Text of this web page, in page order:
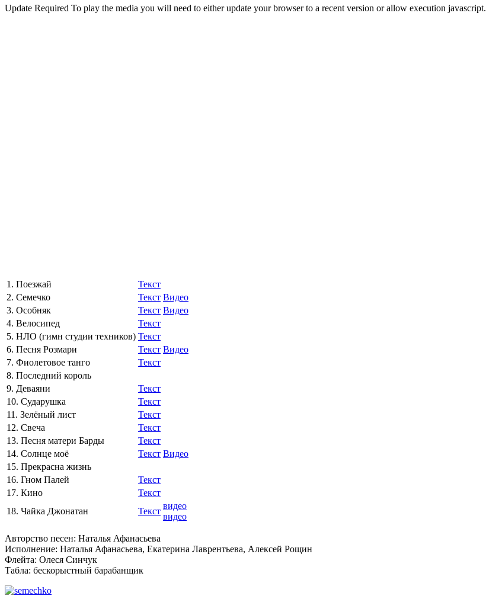
Update Required To play the media you will need to either update your browser to a recent version or allow execution javascript.
1. Поезжай
Текст
2. Семечко
Текст Видео
3. Особняк
Текст Видео
4. Велосипед
Текст
5. НЛО (гимн студии техников) Текст
6. Песня Розмари
Текст Видео
7. Фиолетовое танго
Текст
8. Последний король
9. Деваяни
Текст
10. Сударушка
Текст
11. Зелёный лист
Текст
12. Свеча
Текст
13. Песня матери Барды
Текст
14. Солнце моё
Текст Видео
15. Прекрасна жизнь
16. Гном Палей
Текст
17. Кино
Текст
18. Чайка Джонатан
Текст
видео
видео
Авторство песен: Наталья Афанасьева
Исполнение: Наталья Афанасьева, Екатерина Лаврентьева, Алексей Рощин
Флейта: Олеся Синчук
Табла: бескорыстный барабанщик